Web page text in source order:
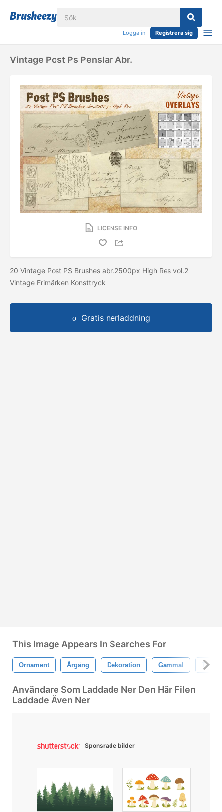
Logga in Registrera sig
Vintage Post Ps Penslar Abr.
LICENSE INFO
20 Vintage Post PS Brushes abr.2500px High Res vol.2
Vintage Frimärken Konsttryck
Gratis nerladdning
This Image Appears In Searches For
Ornament Årgång Dekoration Gammal Textur
Användare Som Laddade Ner Den Här Filen
Laddade Även Ner
Sponsrade bilder